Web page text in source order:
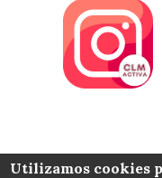
COLABORA
Utilizamos cookies